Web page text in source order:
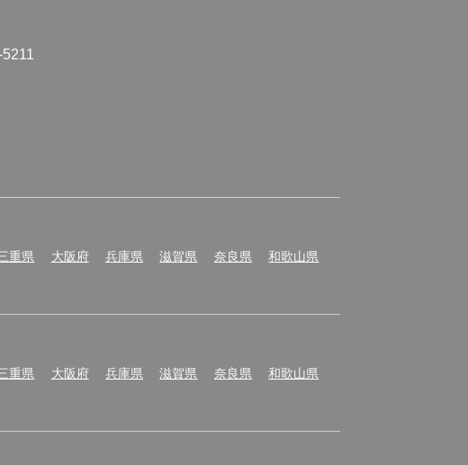
重県 大阪府 兵庫県 滋賀県 奈良県
和歌山県
重県 大阪府 兵庫県 滋賀県 奈良県
和歌山県